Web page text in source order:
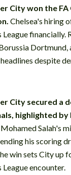
City won the
Chelsea's hiring
League financially.
despite
City secured a
highlighted by
Salah's
his scoring
win sets City up
League encounter.